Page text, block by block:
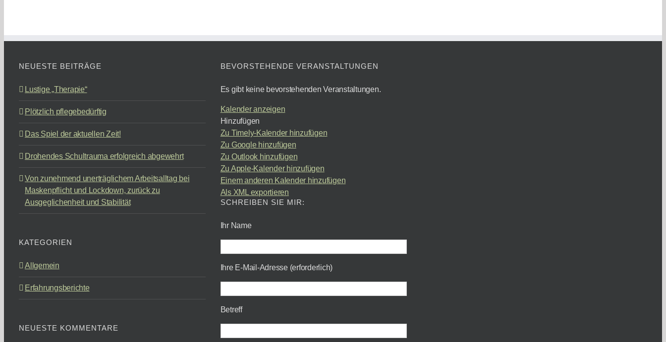
NEUESTE BEITRÄGE
Lustige „Therapie“
Plötzlich pflegebedürftig
Das Spiel der aktuellen Zeit!
Drohendes Schultrauma erfolgreich abgewehrt
Von zunehmend unerträglichem Arbeitsalltag bei
Maskenpflicht und Lockdown, zurück zu
Ausgeglichenheit und Stabilität
KATEGORIEN
Allgemein
Erfahrungsberichte
NEUESTE KOMMENTARE
BEVORSTEHENDE VERANSTALTUNGEN
Es gibt keine bevorstehenden Veranstaltungen.
Kalender anzeigen
Hinzufügen
Zu Timely-Kalender hinzufügen
Zu Google hinzufügen
Zu Outlook hinzufügen
Zu Apple-Kalender hinzufügen
Einem anderen Kalender hinzufügen
Als XML exportieren
SCHREIBEN SIE MIR:
Ihr Name
Ihre E-Mail-Adresse (erforderlich)
Betreff